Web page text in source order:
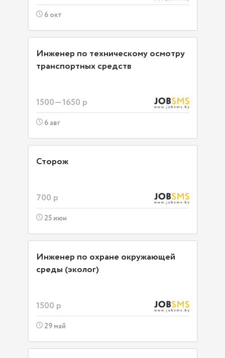
6 окт
Инженер по техническому осмотру
транспортных средств
1500—1650 р
6 авг
Сторож
700 р
25 июн
Инженер по охране окружающей
среды (эколог)
1500 р
29 май